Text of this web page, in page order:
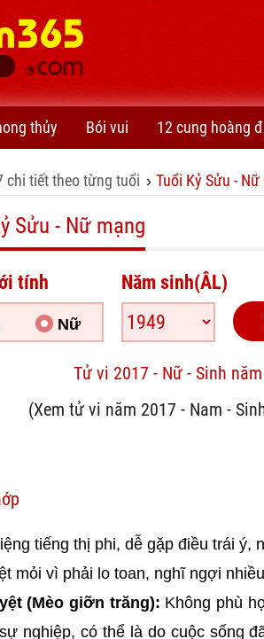
thủy Bói vui 12 cung hoàng
chi tiết theo từng tuổi › Tuổi Kỷ Sửu -
Sửu - Nữ mạng
tính
Nữ
Năm sinh(ÂL)
Tử vi 2017 - Nữ - Sinh
(Xem tử vi năm 2017 - Nam -
tiếng thị phi, dễ gặp điều trái ý,
mỏi vì phải lo toan, nghĩ ngợi
(Mèo giỡn trăng): Không phù
nghiệp, có thể là do cuộc sống